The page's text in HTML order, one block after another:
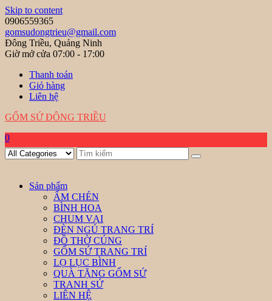
Skip to content
0906559365
gomsudongtrieu@gmail.com
Đông Triều, Quảng Ninh
Giờ mở cửa 07:00 - 17:00
Thanh toán
Giỏ hàng
Liên hệ
GỐM SỨ ĐÔNG TRIỀU
0
Sản phẩm
ẤM CHÉN
BÌNH HOA
CHUM VẠI
ĐÈN NGỦ TRANG TRÍ
ĐỒ THỜ CÚNG
GỐM SỨ TRANG TRÍ
LỌ LỤC BÌNH
QUÀ TẶNG GỐM SỨ
TRANH SỨ
LIÊN HỆ